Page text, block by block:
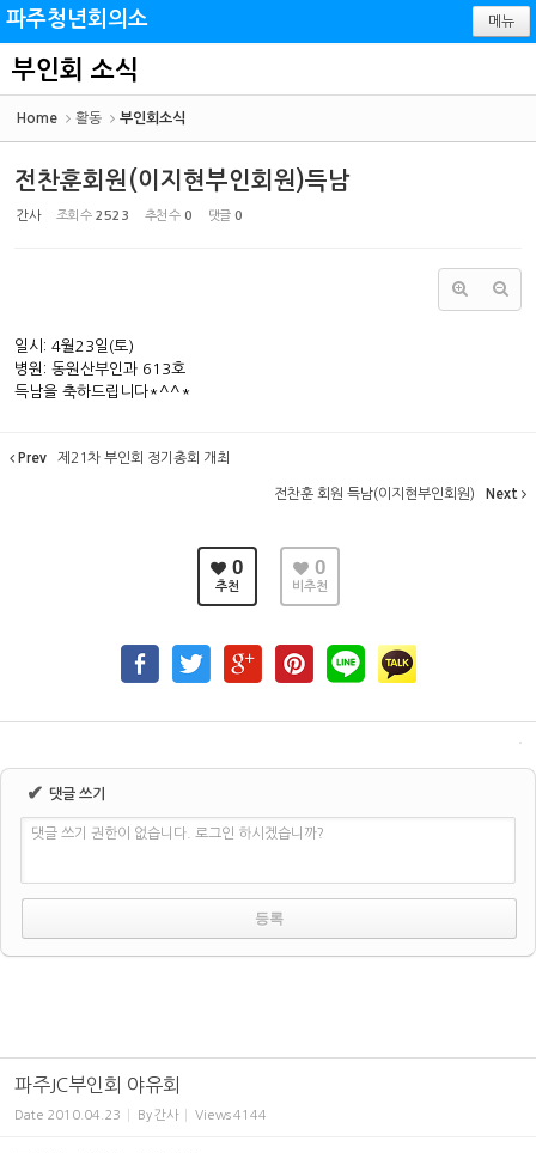
파주청년회의소 메뉴
부인회 소식
Home 활동 부인회소식
전찬훈회원(이지현부인회원)득남
간사 조회 수 2523 추천 수 0 댓글 0
일시: 4월23일(토)
병원: 동원산부인과 613호
득남을 축하드립니다*^^*
Prev 제21차 부인회 정기총회 개최
전찬훈 회원 득남(이지현부인회원) Next
0
추천
0
비추천
✔ 댓글 쓰기
댓글 쓰기 권한이 없습니다. 로그인 하시겠습니까?
파주JC부인회 야유회
Date 2010.04.23 By간사 Views4144